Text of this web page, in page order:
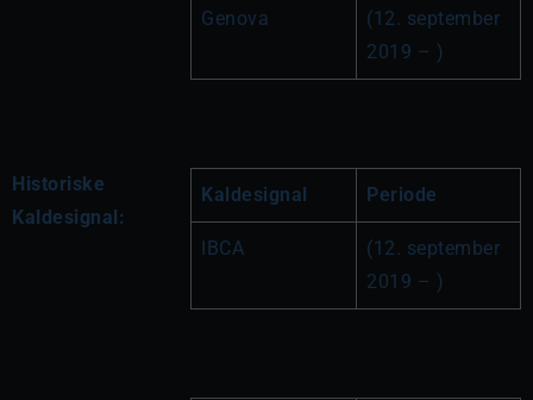
Genova
(12. september
2019 – )
Historiske
Kaldesignal:
Kaldesignal Periode
IBCA
(12. september
2019 – )